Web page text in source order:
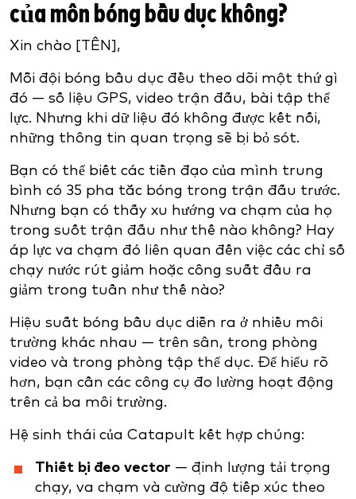
của môn bóng bầu dục không?
Xin chào [TÊN],
Mỗi đội bóng bầu dục đều theo dõi một thứ gì
đó — số liệu GPS, video trận đấu, bài tập thể
lực. Nhưng khi dữ liệu đó không được kết nối,
những thông tin quan trọng sẽ bị bỏ sót.
Bạn có thể biết các tiền đạo của mình trung
bình có 35 pha tắc bóng trong trận đấu trước.
Nhưng bạn có thấy xu hướng va chạm của họ
trong suốt trận đấu như thế nào không? Hay
áp lực va chạm đó liên quan đến việc các chỉ số
chạy nước rút giảm hoặc công suất đầu ra
giảm trong tuần như thế nào?
Hiệu suất bóng bầu dục diễn ra ở nhiều môi
trường khác nhau — trên sân, trong phòng
video và trong phòng tập thể dục. Để hiểu rõ
hơn, bạn cần các công cụ đo lường hoạt động
trên cả ba môi trường.
Hệ sinh thái của Catapult kết hợp chúng:
Thiết bị đeo vector — định lượng tải trọng
chạy, va chạm và cường độ tiếp xúc theo